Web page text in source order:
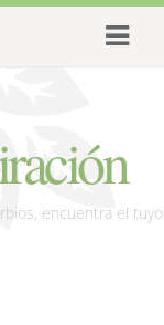
encuentra el tuyo